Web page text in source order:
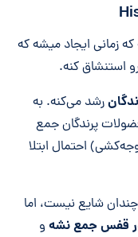
زمانی ایجاد میشه که
استنشاق کنه.
رشد می‌کنه. به
پرندگان جمع
احتمال ابتلا
شایع نیست، اما
قفس جمع نشه و